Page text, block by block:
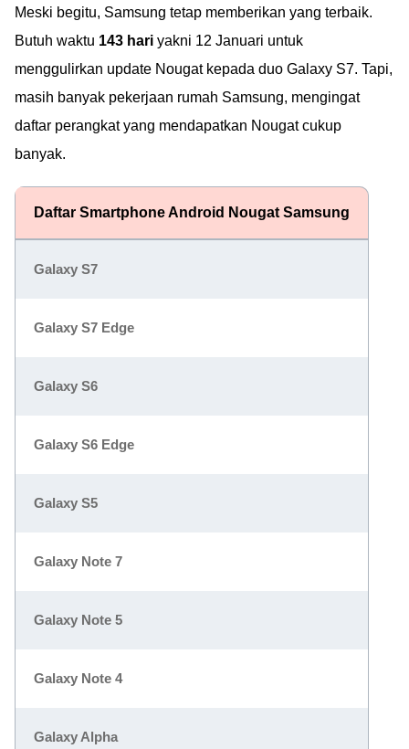
Meski begitu, Samsung tetap memberikan yang terbaik.
Butuh waktu 143 hari yakni 12 Januari untuk
menggulirkan update Nougat kepada duo Galaxy S7. Tapi,
masih banyak pekerjaan rumah Samsung, mengingat
daftar perangkat yang mendapatkan Nougat cukup
banyak.
Daftar Smartphone Android Nougat Samsung
Galaxy S7
Galaxy S7 Edge
Galaxy S6
Galaxy S6 Edge
Galaxy S5
Galaxy Note 7
Galaxy Note 5
Galaxy Note 4
Galaxy Alpha